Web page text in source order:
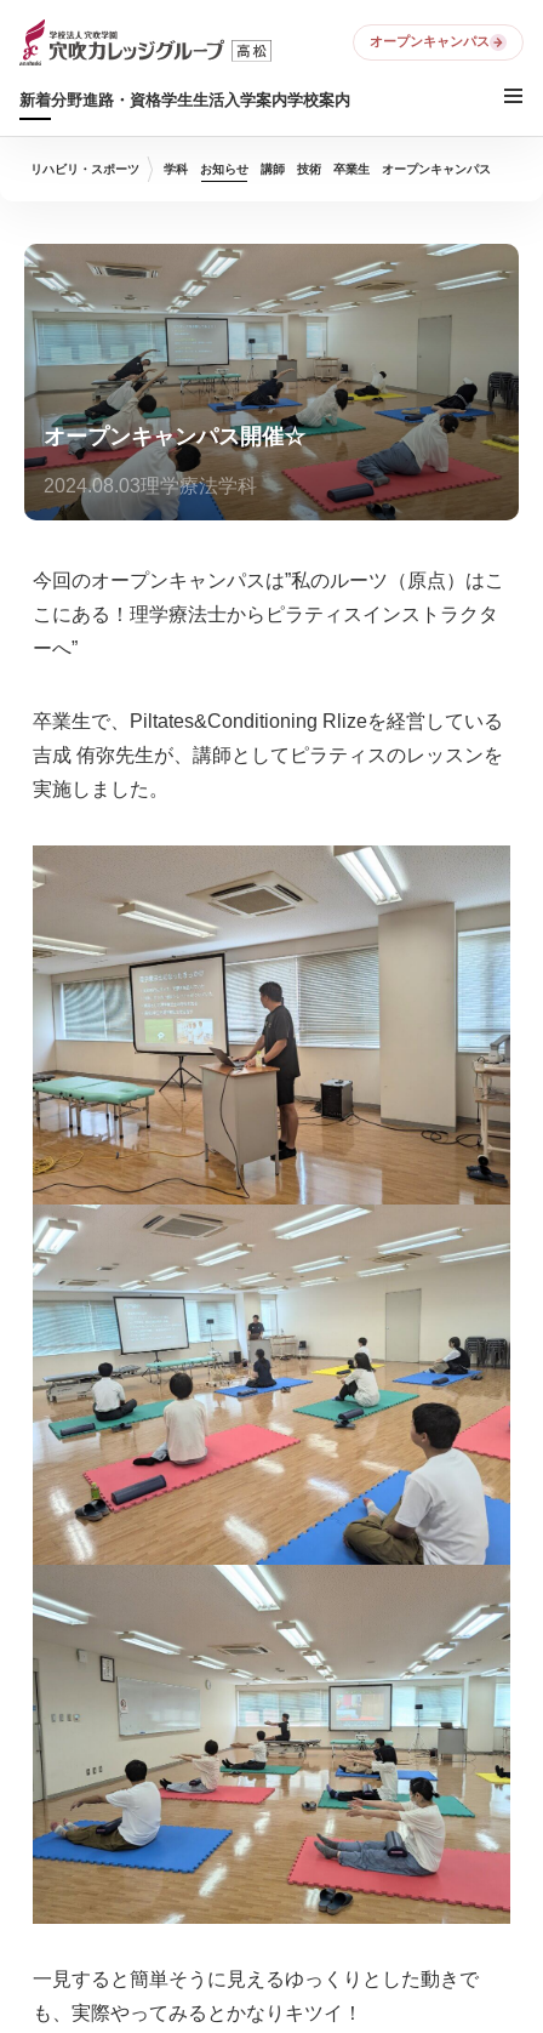
新着分野進路・資格学生生活入学案内学校案内
オープンキャンパス
リハビリ・スポーツ 学科 お知らせ 講師 技術 卒業生 オープンキャンパス
オープンキャンパス開催☆
2024.08.03理学療法学科
今回のオープンキャンパスは”私のルーツ（原点）はこ
こにある！理学療法士からピラティスインストラクタ
ーへ”
卒業生で、Piltates&Conditioning Rlizeを経営している
吉成 侑弥先生が、講師としてピラティスのレッスンを
実施しました。
一見すると簡単そうに見えるゆっくりとした動きで
も、実際やってみるとかなりキツイ！